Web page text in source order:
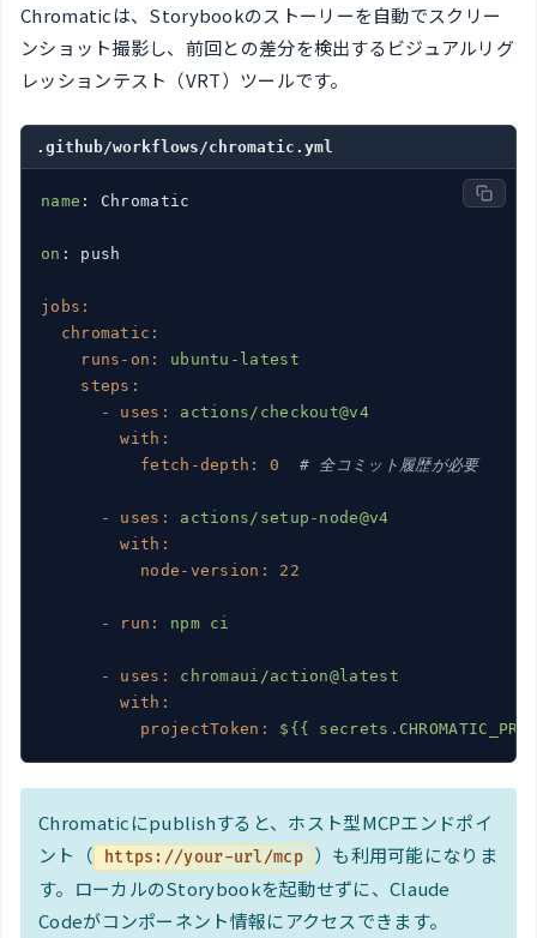
Chromaticは、Storybookのストーリーを自動でスクリー
ンショット撮影し、前回との差分を検出するビジュアルリグ
レッションテスト（VRT）ツールです。
.github/workflows/chromatic.yml
name : Chromatic
on : push
jobs:
chromatic:
runs-on:
ubuntu-latest
steps:
-
uses:
actions/checkout@v4
with:
fetch-depth:
0 # 全コミット履歴が必要
- uses:
actions/setup-node@v4
with:
node-version:
22
- run: npm ci
- uses:
chromaui/action@latest
with:
projectToken:
${{
Chromaticにpublishすると、ホスト型MCPエンドポイ
ント（
https://your-url/mcp ）も利用可能になりま
す。ローカルのStorybookを起動せずに、Claude
Codeがコンポーネント情報にアクセスできます。